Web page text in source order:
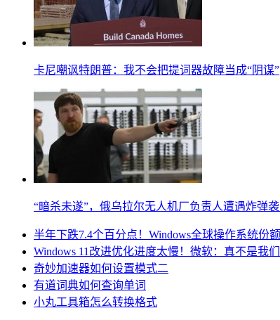
卡尼嘲讽特朗普：我不会把提词器故障当成“阴谋”
“暗杀未遂”，俄乌拉尔无人机厂负责人遭遇炸弹
半年下跌7.4个百分点！Windows全球操作系统份
Windows 11改进优化进度太慢！微软：真不是我
奇妙加速器如何设置模式二
有道词典如何查询单词
小丸工具箱怎么转换格式